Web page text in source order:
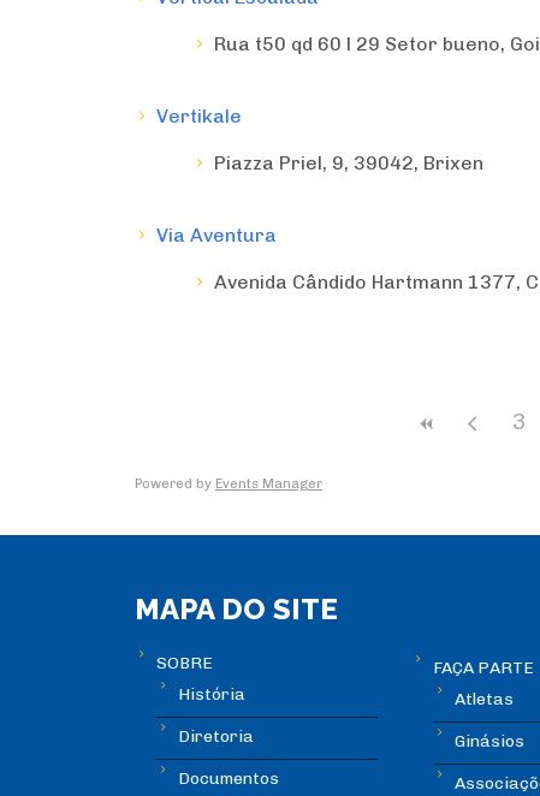
Locais com Eventos?
Rua t50 qd 60 l 29 Setor bueno,
Vertikale
Piazza Priel, 9, 39042, Brixen
Via Aventura
Avenida Cândido Hartmann 1377,
3
Powered by Events Manager
MAPA DO SITE
SOBRE
História
Diretoria
Documentos
FAÇA PARTE
Atletas
Ginásios